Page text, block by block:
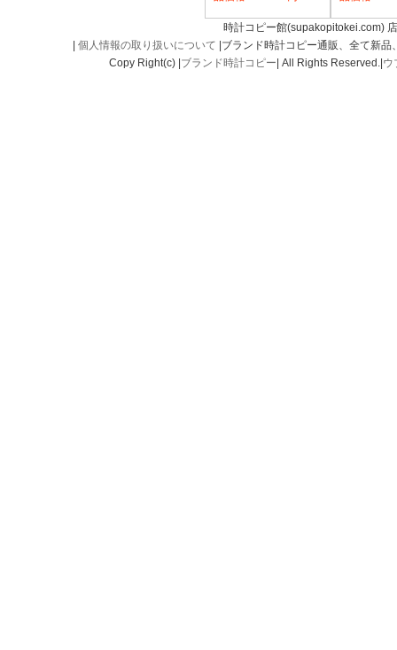
時計コピー館(supakopitokei.com)
個人情報の取り扱いについて |ブランド時計コピー通販、全て新
Copy Right(c) | ブランド時計コピー | All Rights Reserved.| ウ